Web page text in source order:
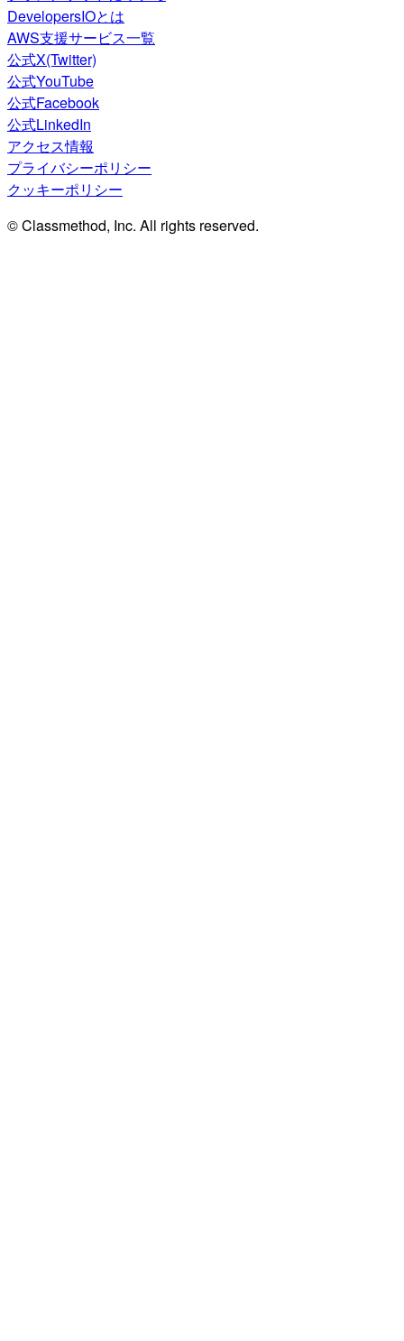
DevelopersIOとは
AWS支援サービス一覧
公式X(Twitter)
公式YouTube
公式Facebook
公式LinkedIn
アクセス情報
プライバシーポリシー
クッキーポリシー
© Classmethod, Inc. All rights reserved.